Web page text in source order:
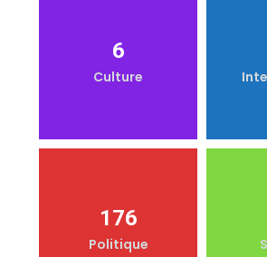
6
Culture
176
Politique